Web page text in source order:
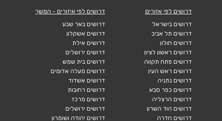
דרושים לפי אזורים
דרושים בישראל
דרושים תל אביב
דרושים חולון
דרושים ראשון לציון
דרושים פתח תקווה
דרושים ראש העין
דרושים נתניה
דרושים כפר סבא
דרושים הרצליה
דרושים הוד השרון
דרושים חדרה
דרושים לפי איזורים - המשך
דרושים באר שבע
דרושים אשקלון
דרושים אילת
דרושים ירושלים
דרושים בית שמש
דרושים מעלה אדומים
דרושים אשדוד
דרושים רחובות
דרושים מרכז
דרושים ירושלים
דרושים יהודה ושומרון